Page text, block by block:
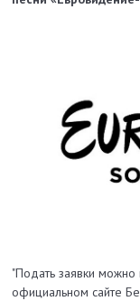
"Подать заявки
официальном сайте